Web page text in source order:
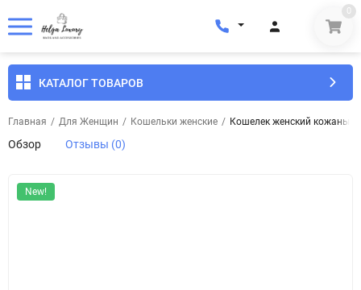
0
КАТАЛОГ ТОВАРОВ
Главная / Для Женщин / Кошельки женские / Кошелек женский кожаный
Обзор Отзывы (0)
New!